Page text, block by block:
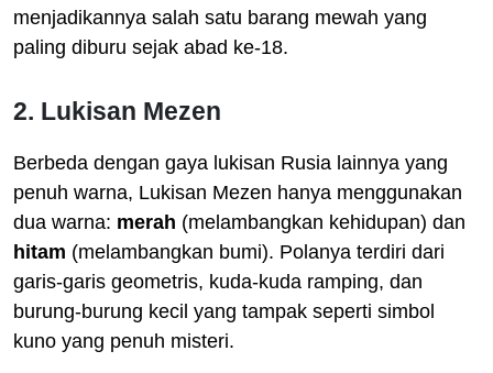
menjadikannya salah satu barang mewah yang
paling diburu sejak abad ke-18.
2. Lukisan Mezen
Berbeda dengan gaya lukisan Rusia lainnya yang
penuh warna, Lukisan Mezen hanya menggunakan
dua warna: merah (melambangkan kehidupan) dan
hitam (melambangkan bumi). Polanya terdiri dari
garis-garis geometris, kuda-kuda ramping, dan
burung-burung kecil yang tampak seperti simbol
kuno yang penuh misteri.